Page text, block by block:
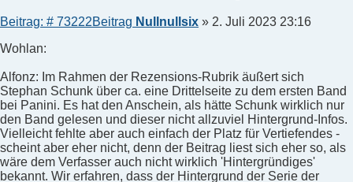
Beitrag: # 73222Beitrag Nullnullsix » 2. Juli 2023 23:16
Wohlan:
Alfonz: Im Rahmen der Rezensions-Rubrik äußert sich
Stephan Schunk über ca. eine Drittelseite zu dem ersten Band
bei Panini. Es hat den Anschein, als hätte Schunk wirklich nur
den Band gelesen und dieser nicht allzuviel Hintergrund-Infos.
Vielleicht fehlte aber auch einfach der Platz für Vertiefendes -
scheint aber eher nicht, denn der Beitrag liest sich eher so, als
wäre dem Verfasser auch nicht wirklich 'Hintergründiges'
bekannt. Wir erfahren, dass der Hintergrund der Serie der